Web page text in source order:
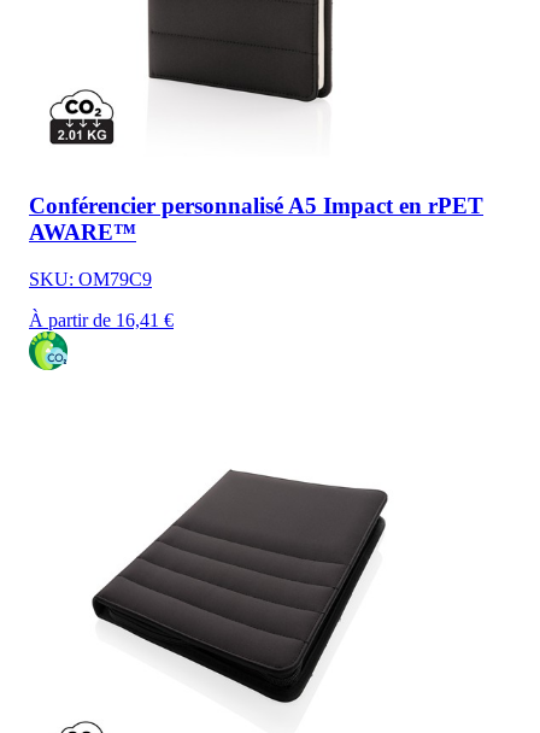
Conférencier personnalisé A5 Impact en rPET
AWARE™
SKU: OM79C9
À partir de 16,41 €